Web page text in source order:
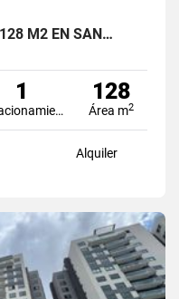
M2 EN SAN…
1
Estacionamiento
128
Área m2
Alquiler